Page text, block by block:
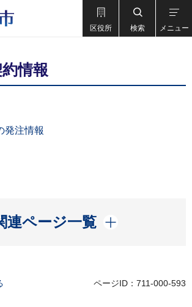
区役所 検索 メニュー
情報
発注情報
連ページ一覧
開く
ページID：711-000-593